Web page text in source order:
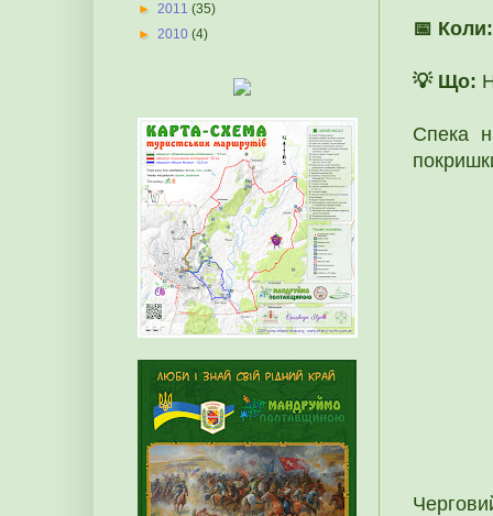
📅 Коли:
💡 Що:
Спека
► 2011 (35)
► 2010 (4)